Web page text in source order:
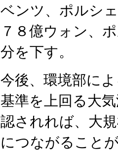
ベンツ、ポルシ
７８億ウォン、
分を下す。
今後、環境部に
基準を上回る大
認されれば、大
につながること